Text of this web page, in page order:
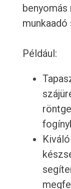
munkaadó
Például: